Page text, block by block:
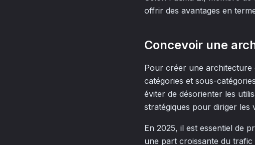
offrir des avantages en
Concevoir une
Pour créer une architecture
catégories et sous-
éviter de désorienter les
stratégiques pour diriger les
En 2025, il est essentiel de
une part croissante du